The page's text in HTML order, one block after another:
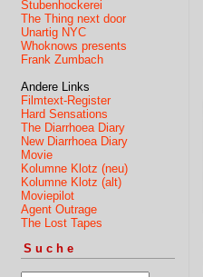
Stubenhockerei
The Thing next door
Unartig NYC
Whoknows presents
Frank Zumbach
Andere Links
Filmtext-Register
Hard Sensations
The Diarrhoea Diary
New Diarrhoea Diary
Movie
Kolumne Klotz (neu)
Kolumne Klotz (alt)
Moviepilot
Agent Outrage
The Lost Tapes
Suche